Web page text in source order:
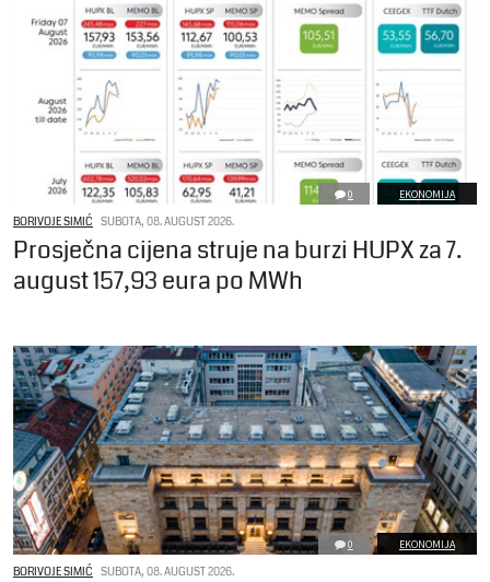
0 EKONOMIJA
BORIVOJE SIMIĆ SUBOTA, 08. AUGUST 2026.
Prosječna cijena struje na burzi HUPX za 7.
august 157,93 eura po MWh
0 EKONOMIJA
BORIVOJE SIMIĆ SUBOTA, 08. AUGUST 2026.